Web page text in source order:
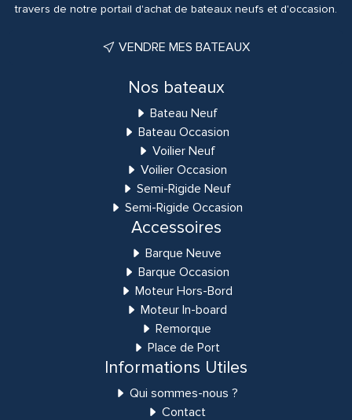
travers de notre portail d'achat de bateaux neufs et d'occasion.
VENDRE MES BATEAUX
Nos bateaux
Bateau Neuf
Bateau Occasion
Voilier Neuf
Voilier Occasion
Semi-Rigide Neuf
Semi-Rigide Occasion
Accessoires
Barque Neuve
Barque Occasion
Moteur Hors-Bord
Moteur In-board
Remorque
Place de Port
Informations Utiles
Qui sommes-nous ?
Contact